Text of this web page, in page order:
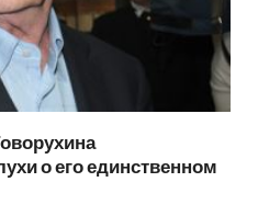
о его единственном